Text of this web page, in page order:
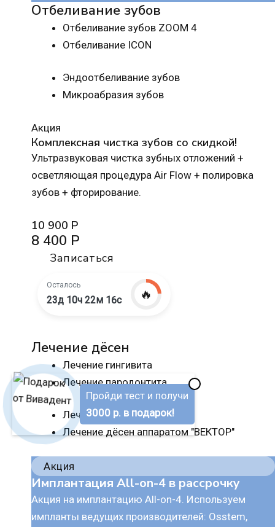
Отбеливание зубов
Отбеливание зубов ZOOM 4
Отбеливание ICON
Эндоотбеливание зубов
Микроабразия зубов
Акция
Комплексная чистка зубов со скидкой!
Ультразвуковая чистка зубных отложений +
осветляющая процедура Air Flow + полировка
зубов + фторирование.
10 900 Р
8 400 Р
Записаться
Осталось
23д 10ч 22м 15с 🔥
Лечение дёсен
Лечение гингивита
Лечение пародонтита
Лечение пародонтоза
Лечение дёсен аппаратом "ВЕКТОР"
Акция
Имплантация All-on-4 в рассрочку
Акция на имплантацию All-on-4. Используем
импланты ведущих производителей: Osstem,
Пройди тест и получи
3000 р. в подарок!